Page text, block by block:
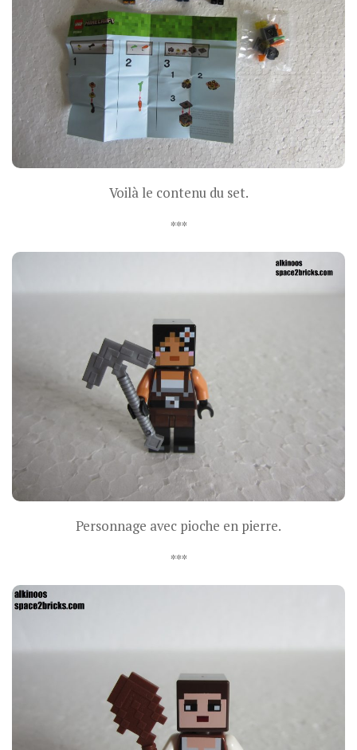
Voilà le contenu du set.
***
Personnage avec pioche en pierre.
***